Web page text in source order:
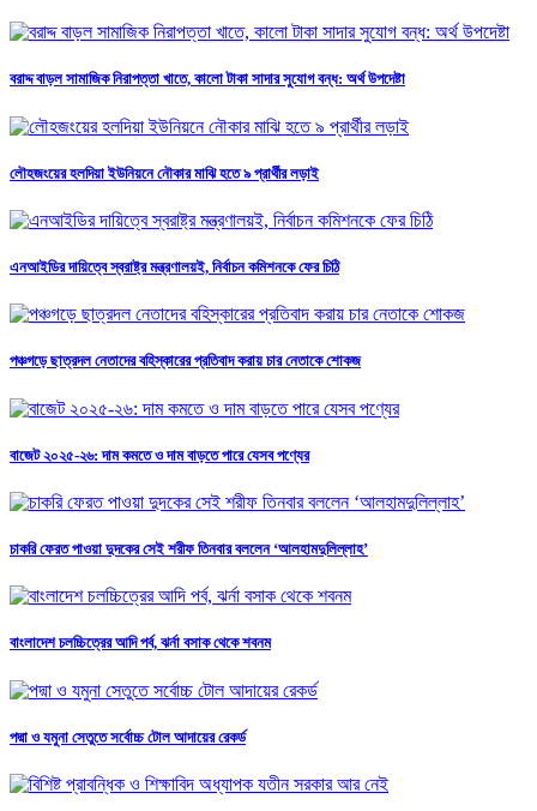
বরাদ্দ বাড়ল সামাজিক নিরাপত্তা খাতে, কালো টাকা সাদার সুযোগ বন্ধ: অর্থ উপদেষ্টা
লৌহজংয়ের হলদিয়া ইউনিয়নে নৌকার মাঝি হতে ৯ প্রার্থীর লড়াই
এনআইডির দায়িত্বে স্বরাষ্ট্র মন্ত্রণালয়ই, নির্বাচন কমিশনকে ফের চিঠি
পঞ্চগড়ে ছাত্রদল নেতাদের বহিস্কারের প্রতিবাদ করায় চার নেতাকে শোকজ
বাজেট ২০২৫-২৬: দাম কমতে ও দাম বাড়তে পারে যেসব পণ্যের
চাকরি ফেরত পাওয়া দুদকের সেই শরীফ তিনবার বললেন ‘আলহামদুলিল্লাহ’
বাংলাদেশ চলচ্চিত্রের আদি পর্ব, ঝর্না বসাক থেকে শবনম
পদ্মা ও যমুনা সেতুতে সর্বোচ্চ টোল আদায়ের রেকর্ড